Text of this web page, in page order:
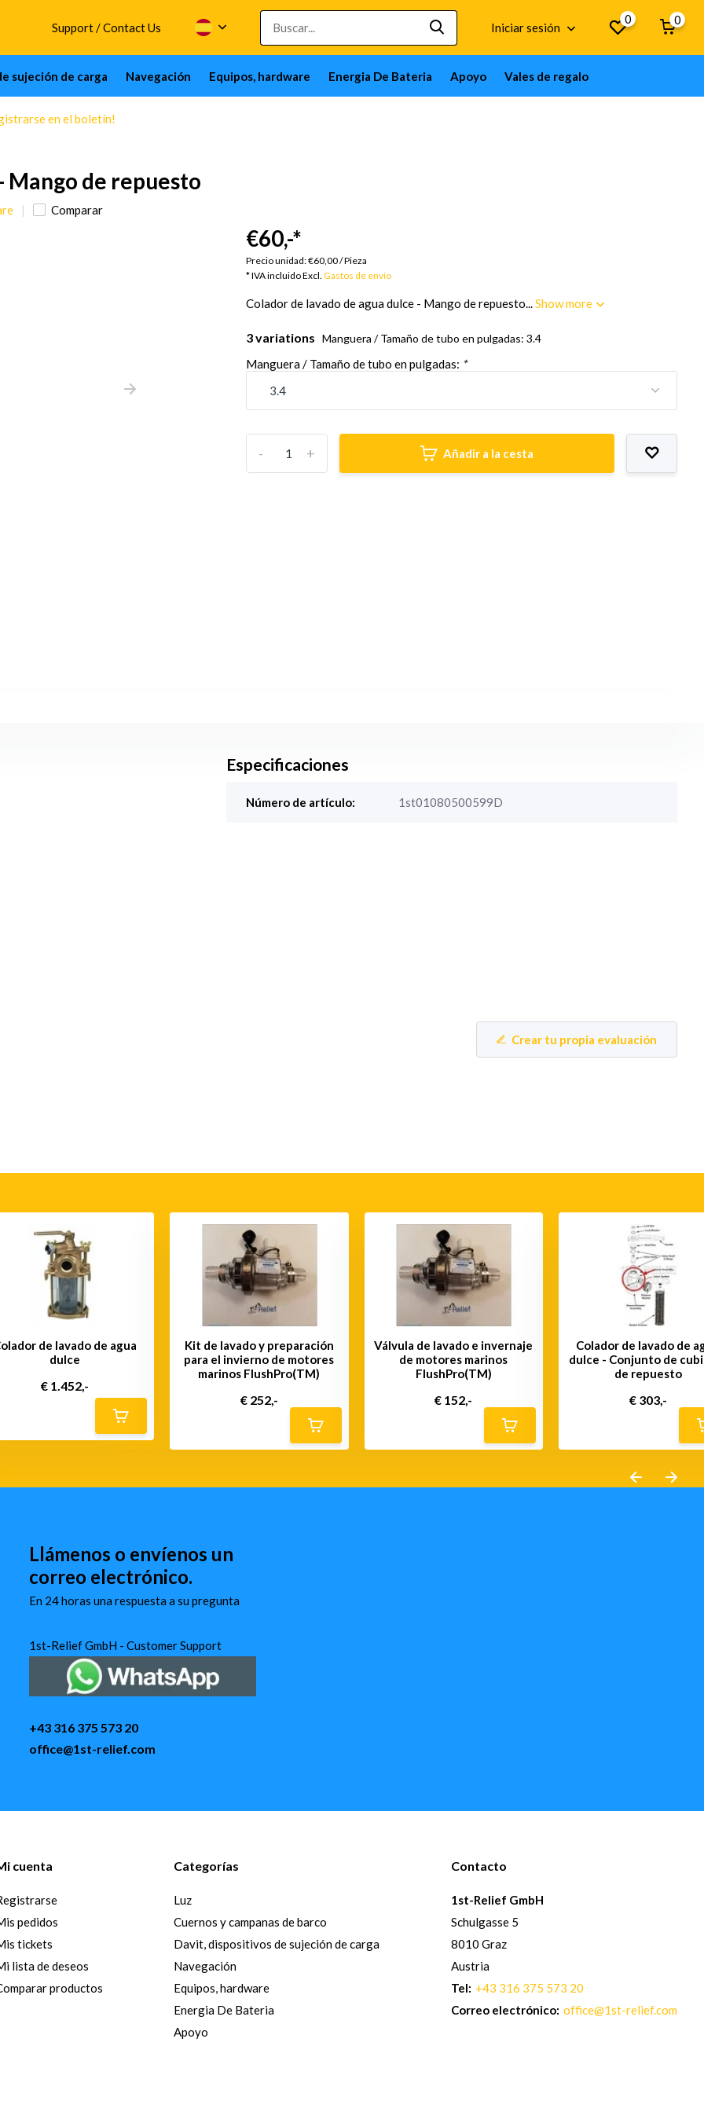
Support / Contact Us Iniciar sesión
0 0
sujeción de carga Navegación Equipos, hardware Energia De Bateria Apoyo Vales de regalo
en el boletín!
Mango de repuesto
Comparar
€60,-*
Precio unidad:€60,00/Pieza
* IVA incluido Excl.Gastos de envío
Colador de lavado de agua dulce - Mango de repuesto...Show more
3 variations Manguera / Tamaño de tubo en pulgadas: 3.4
Manguera / Tamaño de tubo en pulgadas: *
+
- Añadir a la cesta
Especificaciones
Número de artículo: 1st01080500599D
Crear tu propia evaluación
de lavado de agua
dulce
€ 1.452,-
Kit de lavado y preparación
para el invierno de motores
marinos FlushPro(TM)
€ 252,-
Válvula de lavado e invernaje
de motores marinos
FlushPro(TM)
€ 152,-
Colador de lavado de
dulce - Conjunto de
de repuesto
€ 303,-
Llámenos o envíenos un
correo electrónico.
En 24 horas una respuesta a su pregunta
1st-Relief GmbH - Customer Support
+43 316 375 573 20
office@1st-relief.com
cuenta
pedidos
tickets
lista de deseos
productos
Categorías
Luz
Cuernos y campanas de barco
Davit, dispositivos de sujeción de carga
Navegación
Equipos, hardware
Energia De Bateria
Apoyo
Contacto
1st-Relief GmbH
Schulgasse 5
8010 Graz
Austria
Tel: +43 316 375 573 20
Correo electrónico: office@1st-relief.com